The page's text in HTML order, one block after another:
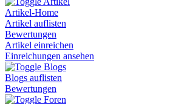
Artikel-Home
Artikel auflisten
Bewertungen
Artikel einreichen
Einreichungen ansehen
Blogs
Blogs auflisten
Bewertungen
Foren